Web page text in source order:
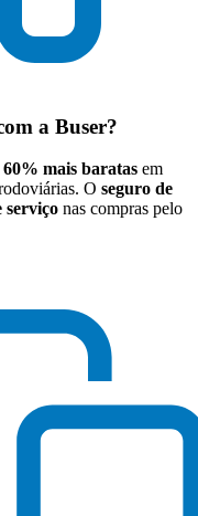
a Buser?
60% mais baratas em
O seguro de
serviço nas compras pelo